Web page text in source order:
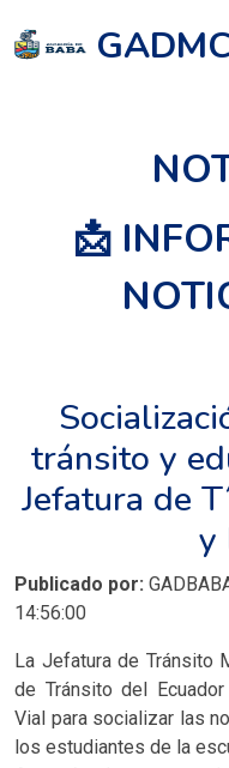
📩
tránsito y
Jefatura de
y
Publicado por:
14:56:00
La Jefatura de Tránsito
de Tránsito del
Vial para socializar las
los estudiantes de la